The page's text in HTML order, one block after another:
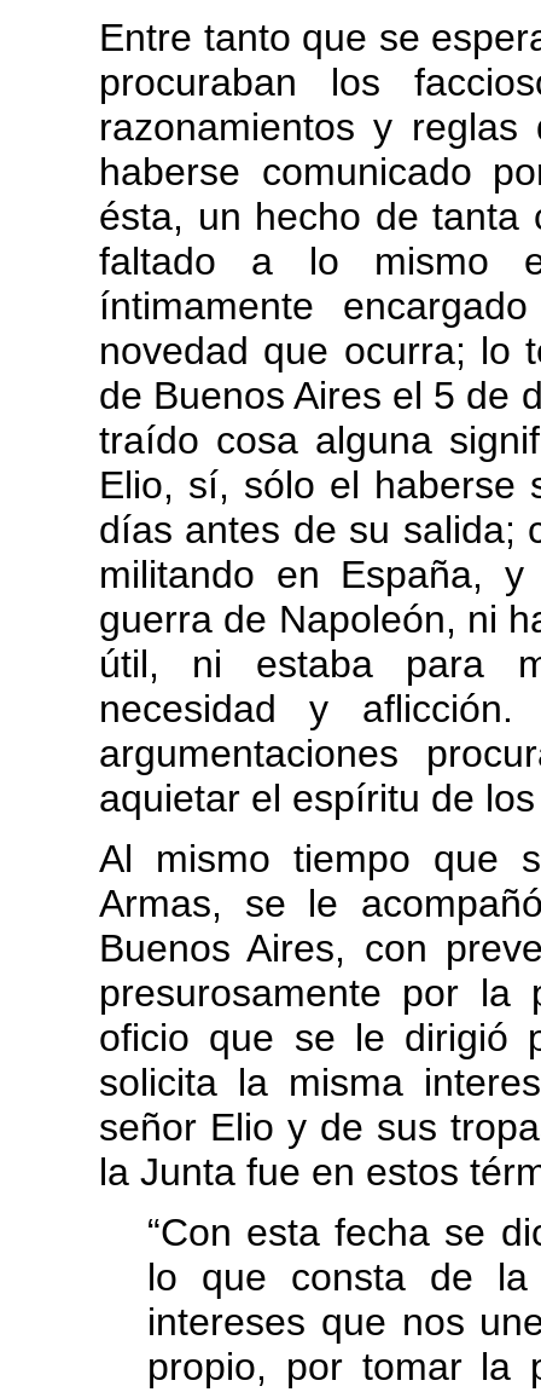
Entre tanto que se
procuraban los
razonamientos y
haberse comunicado
ésta, un hecho de tanta
faltado a lo mismo
íntimamente
novedad que ocurra; lo
de Buenos Aires el 5 de
traído cosa alguna
Elio, sí, sólo el haberse
días antes de su salida;
militando en España,
guerra de Napoleón, ni
útil, ni estaba para
necesidad y
argumentaciones
aquietar el espíritu de
Al mismo tiempo que
Armas, se le
Buenos Aires, con
presurosamente por
oficio que se le dirigió
solicita la misma
señor Elio y de sus
la Junta fue en estos
“Con esta fecha se
lo que consta de la
intereses que nos
propio, por tomar la